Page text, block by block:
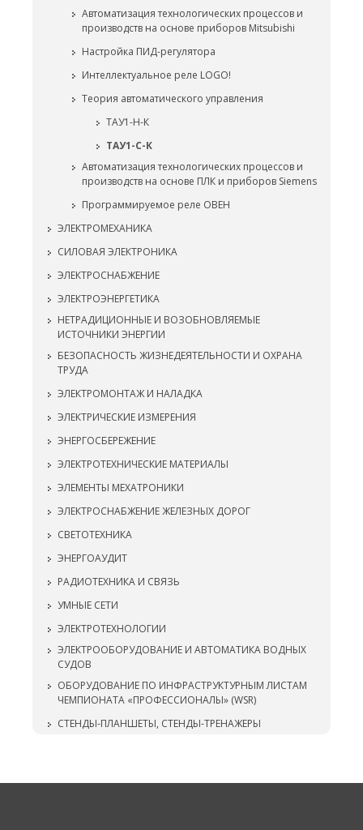
Автоматизация технологических процессов и
производств на основе приборов Mitsubishi
Настройка ПИД-регулятора
Интеллектуальное реле LOGO!
Теория автоматического управления
ТАУ1-Н-К
ТАУ1-С-К
Автоматизация технологических процессов и
производств на основе ПЛК и приборов Siemens
Программируемое реле ОВЕН
ЭЛЕКТРОМЕХАНИКА
СИЛОВАЯ ЭЛЕКТРОНИКА
ЭЛЕКТРОСНАБЖЕНИЕ
ЭЛЕКТРОЭНЕРГЕТИКА
НЕТРАДИЦИОННЫЕ И ВОЗОБНОВЛЯЕМЫЕ
ИСТОЧНИКИ ЭНЕРГИИ
БЕЗОПАСНОСТЬ ЖИЗНЕДЕЯТЕЛЬНОСТИ И ОХРАНА
ТРУДА
ЭЛЕКТРОМОНТАЖ И НАЛАДКА
ЭЛЕКТРИЧЕСКИЕ ИЗМЕРЕНИЯ
ЭНЕРГОСБЕРЕЖЕНИЕ
ЭЛЕКТРОТЕХНИЧЕСКИЕ МАТЕРИАЛЫ
ЭЛЕМЕНТЫ МЕХАТРОНИКИ
ЭЛЕКТРОСНАБЖЕНИЕ ЖЕЛЕЗНЫХ ДОРОГ
СВЕТОТЕХНИКА
ЭНЕРГОАУДИТ
РАДИОТЕХНИКА И СВЯЗЬ
УМНЫЕ СЕТИ
ЭЛЕКТРОТЕХНОЛОГИИ
ЭЛЕКТРООБОРУДОВАНИЕ И АВТОМАТИКА ВОДНЫХ
СУДОВ
ОБОРУДОВАНИЕ ПО ИНФРАСТРУКТУРНЫМ ЛИСТАМ
ЧЕМПИОНАТА «ПРОФЕССИОНАЛЫ» (WSR)
СТЕНДЫ-ПЛАНШЕТЫ, СТЕНДЫ-ТРЕНАЖЕРЫ